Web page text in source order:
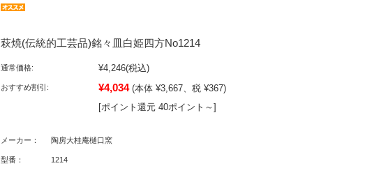
萩焼(伝統的工芸品)銘々皿白姫四方No1214
通常価格: ¥4,246(税込)
おすすめ割引: ¥4,034 (本体 ¥3,667、税 ¥367)
[ポイント還元 40ポイント～]
メーカー： 陶房大桂庵樋口窯
型番： 1214